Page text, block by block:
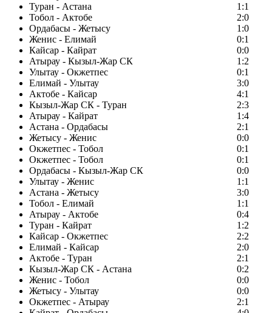
Туран - Астана
1:1
Тобол - Актобе
2:0
Ордабасы - Жетысу
1:0
Женис - Елимай
0:1
Кайсар - Кайрат
0:0
Атырау - Кызыл-Жар СК
1:2
Улытау - Окжетпес
0:1
Елимай - Улытау
3:0
Актобе - Кайсар
4:1
Кызыл-Жар СК - Туран
2:3
Атырау - Кайрат
1:4
Астана - Ордабасы
2:1
Жетысу - Женис
0:0
Окжетпес - Тобол
0:1
Окжетпес - Тобол
0:1
Ордабасы - Кызыл-Жар СК
0:0
Улытау - Женис
1:1
Астана - Жетысу
3:0
Тобол - Елимай
1:1
Атырау - Актобе
0:4
Туран - Кайрат
1:2
Кайсар - Окжетпес
2:2
Елимай - Кайсар
2:0
Актобе - Туран
2:1
Кызыл-Жар СК - Астана
0:2
Женис - Тобол
0:0
Жетысу - Улытау
0:0
Окжетпес - Атырау
2:1